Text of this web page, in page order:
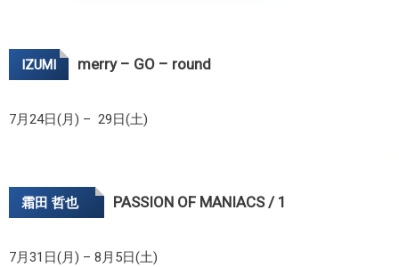
IZUMI merry – GO – round
7月24日(月) – 29日(土)
霜田 哲也 PASSION OF MANIACS / 1
7月31日(月) – 8月5日(土)